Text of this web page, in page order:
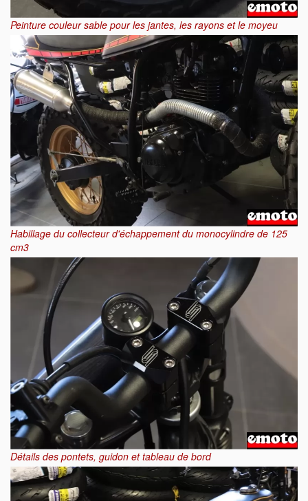
Peinture couleur sable pour les jantes, les rayons et le moyeu
Habillage du collecteur d'échappement du monocylindre de 125
cm3
Détails des pontets, guidon et tableau de bord